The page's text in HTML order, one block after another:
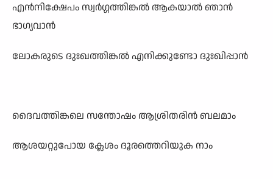
എൻനിക്ഷേപം സ്വർഗ്ഗത്തിങ്കൽ ആകയാൽ ഞാൻ
ഭാഗ്യവാൻ
ലോകരുടെ ദുഃഖത്തിങ്കൽ എനിക്കുണ്ടോ ദുഃഖിപ്പാൻ
ദൈവത്തിങ്കലെ സന്തോഷം ആശ്രിതരിൻ ബലമാം
ആശയറ്റുപോയ ക്ലേശം ദൂരത്തെറിയുക നാം